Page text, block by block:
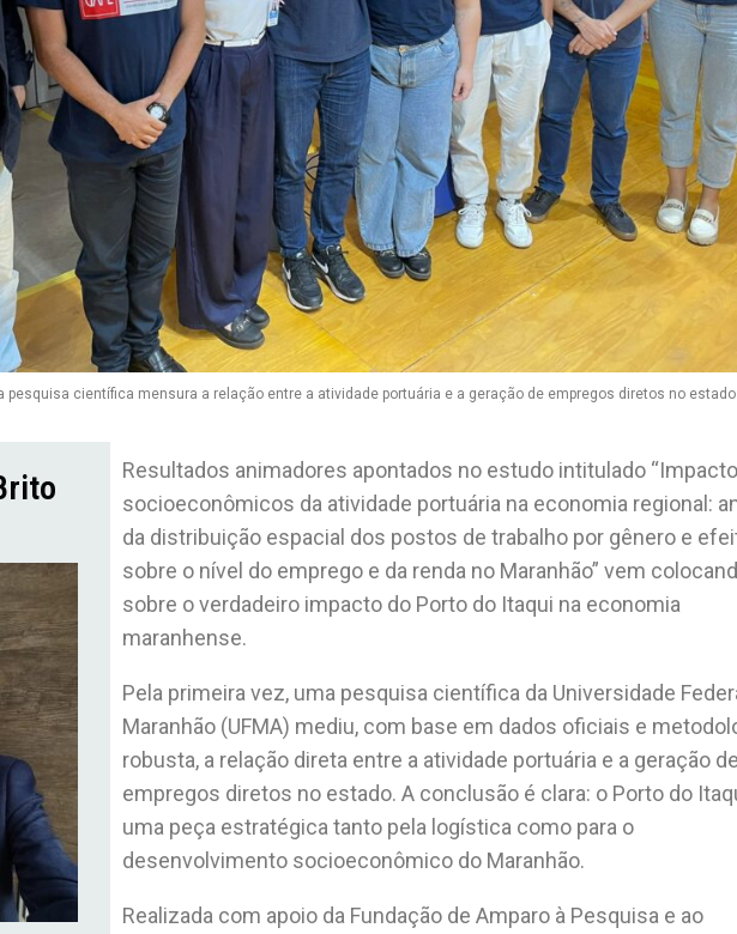
pesquisa científica mensura a relação entre a atividade portuária e a geração de empregos diretos no estado
Resultados animadores apontados no estudo intitulado
socioeconômicos da atividade portuária na economia regional:
da distribuição espacial dos postos de trabalho por gênero e
sobre o nível do emprego e da renda no Maranhão” vem
sobre o verdadeiro impacto do Porto do Itaqui na economia
maranhense.
Pela primeira vez, uma pesquisa científica da Universidade
Maranhão (UFMA) mediu, com base em dados oficiais e
robusta, a relação direta entre a atividade portuária e a geração de
empregos diretos no estado. A conclusão é clara: o Porto do
uma peça estratégica tanto pela logística como para o
desenvolvimento socioeconômico do Maranhão.
Realizada com apoio da Fundação de Amparo à Pesquisa e ao